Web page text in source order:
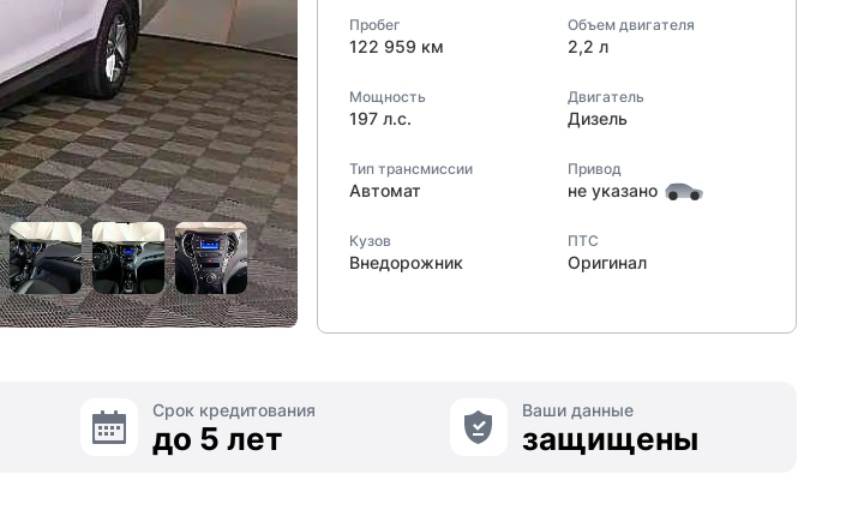
Пробег
122 959 км
Объем двигателя
2,2 л
Мощность
197 л.с.
Двигатель
Дизель
Тип трансмиссии
Автомат
Привод
не указано
Кузов
Внедорожник
ПТС
Оригинал
Срок кредитования
до 5 лет
Ваши данные
защищены